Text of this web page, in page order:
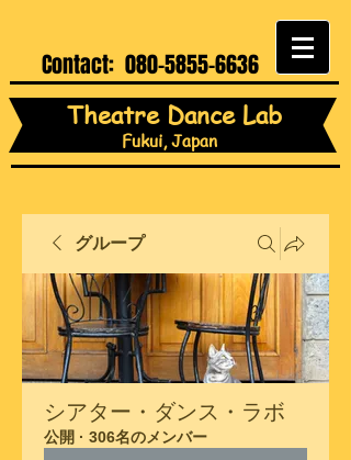
Contact: 080-5855-6636
Theatre Dance Lab
Fukui, Japan
グループ
シアター・ダンス・ラボ
公開 · 306名のメンバー